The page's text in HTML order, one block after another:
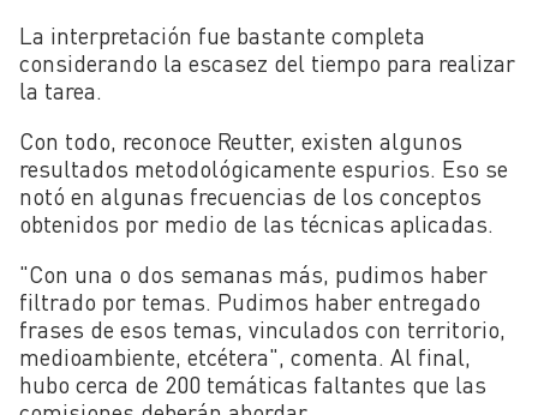
La interpretación fue bastante completa
considerando la escasez del tiempo para realizar
la tarea.
Con todo, reconoce Reutter, existen algunos
resultados metodológicamente espurios. Eso se
notó en algunas frecuencias de los conceptos
obtenidos por medio de las técnicas aplicadas.
"Con una o dos semanas más, pudimos haber
filtrado por temas. Pudimos haber entregado
frases de esos temas, vinculados con territorio,
medioambiente, etcétera", comenta. Al final,
hubo cerca de 200 temáticas faltantes que las